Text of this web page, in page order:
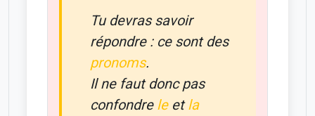
Tu devras savoir
répondre : ce sont des
pronoms.
Il ne faut donc pas
confondre leetla